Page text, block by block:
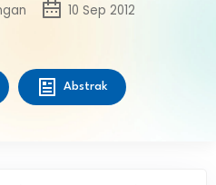
10 Sep 2012
Abstrak